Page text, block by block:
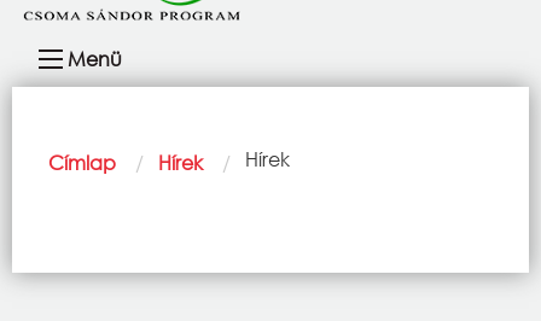
navigáció
Menü
Morzsa
Címlap Hírek Current:
Hírek